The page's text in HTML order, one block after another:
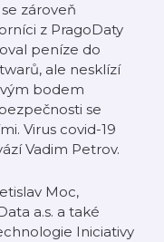
zároveň
z PragoDaty
peníze do
ale nesklízí
bodem
se
Virus covid-19
Vadim Petrov.
Moc,
a.s. a také
Iniciativy